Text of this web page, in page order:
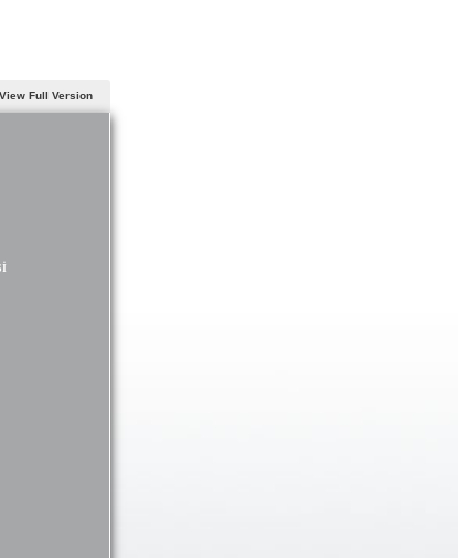
View Full Version